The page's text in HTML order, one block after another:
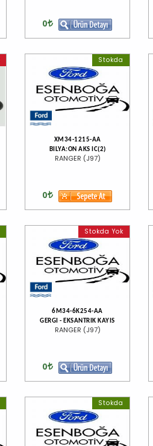
0
Stokda
XM34-1215-AA
BILYA:ON AKS IC(2)
RANGER (J97)
0
Stokda Yok
6M34-6K254-AA
GERGI - EKSANTRIK KAYIS
RANGER (J97)
0
Stokda